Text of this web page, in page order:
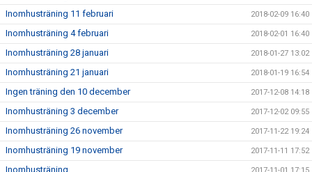
Inomhusträning 11 februari 2018-02-09 16:40
Inomhusträning 4 februari 2018-02-01 16:40
Inomhusträning 28 januari 2018-01-27 13:02
Inomhusträning 21 januari 2018-01-19 16:54
Ingen träning den 10 december 2017-12-08 14:18
Inomhusträning 3 december 2017-12-02 09:55
Inomhusträning 26 november 2017-11-22 19:24
Inomhusträning 19 november 2017-11-11 17:52
Inomhusträning